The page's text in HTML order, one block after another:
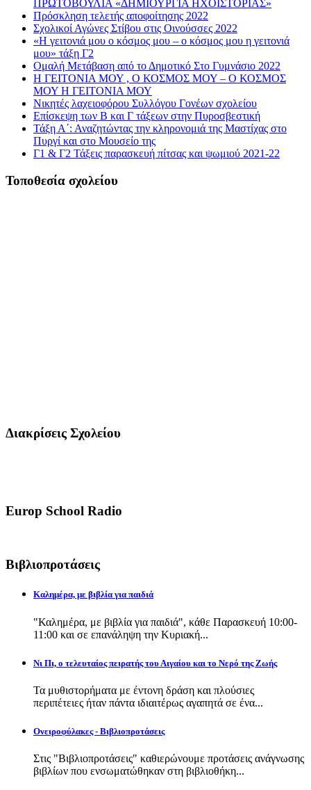
ΠΡΩΤΟΒΟΥΛΙΑ «ΔΗΜΙΟΥΡΓΙΑ ΗΧΟΪΣΤΟΡΙΑΣ»
Πρόσκληση τελετής αποφοίτησης 2022
Σχολικοί Αγώνες Στίβου στις Οινούσσες 2022
«Η γειτονιά μου ο κόσμος μου – ο κόσμος μου η γειτονιά
μου» τάξη Γ2
Ομαλή Μετάβαση από το Δημοτικό Στο Γυμνάσιο 2022
Η ΓΕΙΤΟΝΙΑ ΜΟΥ , Ο ΚΟΣΜΟΣ ΜΟΥ – Ο ΚΟΣΜΟΣ
ΜΟΥ Η ΓΕΙΤΟΝΙΑ ΜΟΥ
Νικητές λαχειοφόρου Συλλόγου Γονέων σχολείου
Επίσκεψη των Β και Γ τάξεων στην Πυροσβεστική
Τάξη Α΄: Αναζητώντας την κληρονομιά της Μαστίχας στο
Πυργί και στο Μουσείο της
Γ1 & Γ2 Τάξεις παρασκευή πίτσας και ψωμιού 2021-22
Τοποθεσία σχολείου
Διακρίσεις Σχολείου
Europ School Radio
Βιβλιοπροτάσεις
Καλημέρα, με βιβλία για παιδιά
"Καλημέρα, με βιβλία για παιδιά", κάθε Παρασκευή 10:00-
11:00 και σε επανάληψη την Κυριακή...
Νι Πι, ο τελευταίος πειρατής του Αιγαίου και το Νερό της Ζωής
Τα μυθιστορήματα με έντονη δράση και πλούσιες
περιπέτειες ήταν πάντα ιδιαιτέρως αγαπητά σε ένα...
Ονειροφύλακες - Βιβλιοπροτάσεις
Στις "Βιβλιοπροτάσεις" καθιερώνουμε προτάσεις ανάγνωσης
βιβλίων που ενσωματώθηκαν στη βιβλιοθήκη...